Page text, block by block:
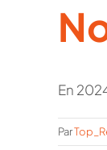
En
Par